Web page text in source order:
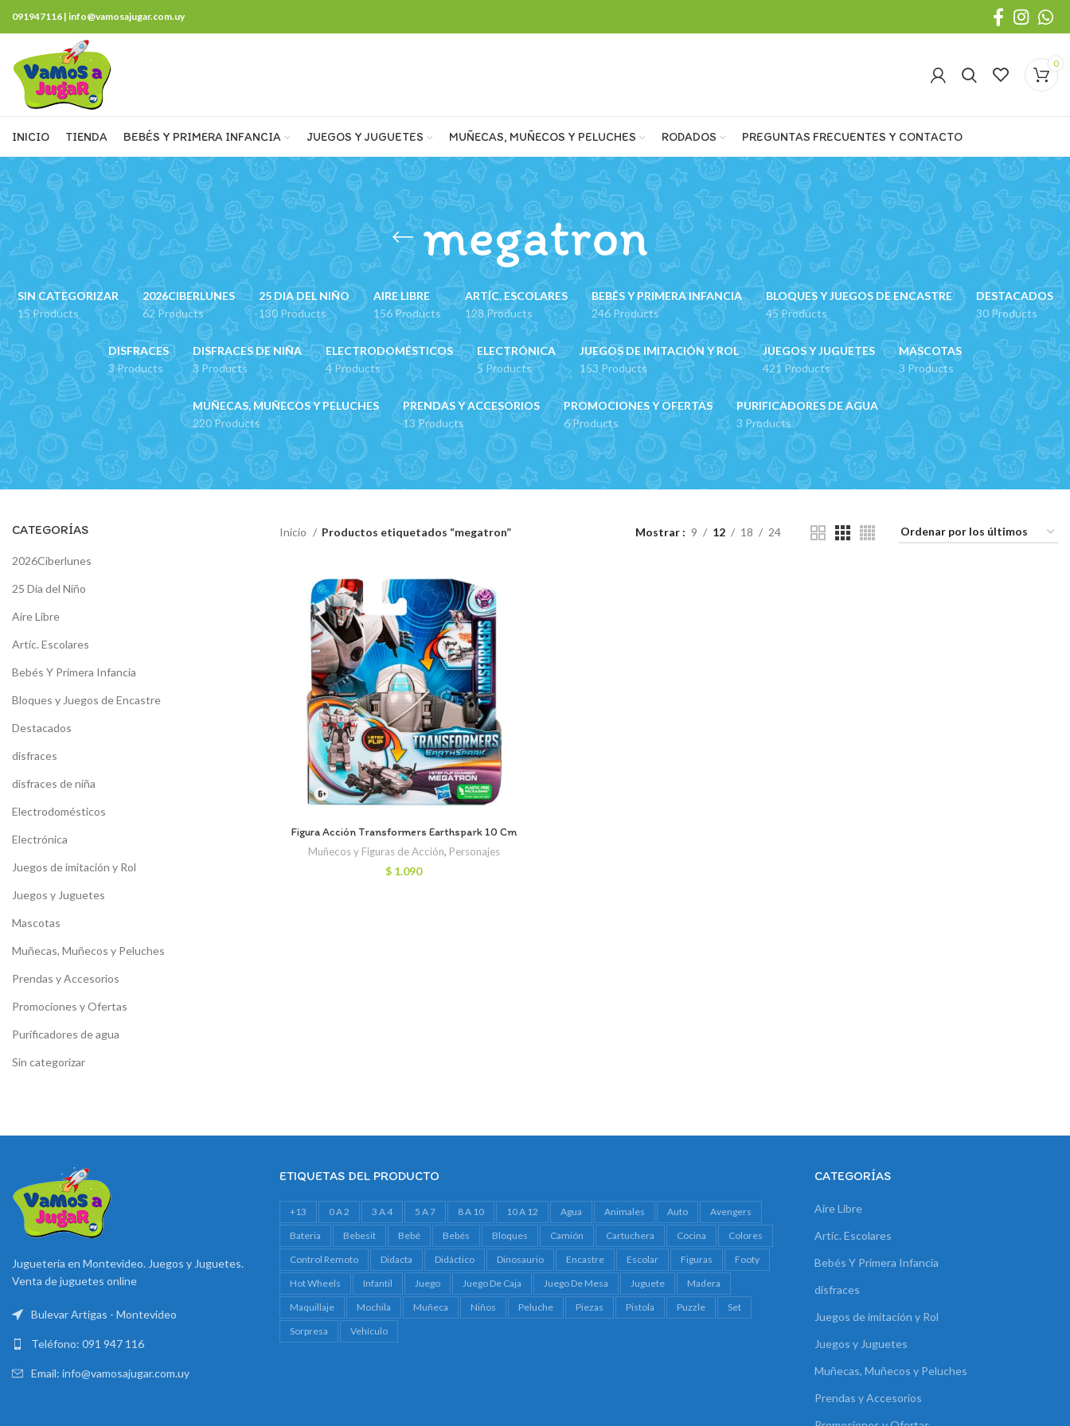
091947116 | info@vamosajugar.com.uy
0
INICIO TIENDA BEBÉS Y PRIMERA INFANCIA JUEGOS Y JUGUETES MUÑECAS, MUÑECOS Y PELUCHES RODADOS PREGUNTAS FRECUENTES Y CONTACTO
megatron
SIN CATEGORIZAR
15 Products
2026CIBERLUNES
62 Products
25 DIA DEL NIÑO
130 Products
AIRE LIBRE
156 Products
ARTÍC. ESCOLARES
128 Products
BEBÉS Y PRIMERA INFANCIA
246 Products
BLOQUES Y JUEGOS DE ENCASTRE
45 Products
DESTACADOS
30 Products
DISFRACES
3 Products
DISFRACES DE NIÑA
3 Products
ELECTRODOMÉSTICOS
4 Products
ELECTRÓNICA
5 Products
JUEGOS DE IMITACIÓN Y ROL
153 Products
JUEGOS Y JUGUETES
421 Products
MASCOTAS
3 Products
MUÑECAS, MUÑECOS Y PELUCHES
220 Products
PRENDAS Y ACCESORIOS
13 Products
PROMOCIONES Y OFERTAS
6 Products
PURIFICADORES DE AGUA
3 Products
CATEGORÍAS
2026Ciberlunes
25 Dia del Niño
Aire Libre
Artíc. Escolares
Bebés Y Primera Infancia
Bloques y Juegos de Encastre
Destacados
disfraces
disfraces de niña
Electrodomésticos
Electrónica
Juegos de imitación y Rol
Juegos y Juguetes
Mascotas
Muñecas, Muñecos y Peluches
Prendas y Accesorios
Promociones y Ofertas
Purificadores de agua
Sin categorizar
Inicio Productos etiquetados “megatron” Mostrar 9 12 18 24
Figura Acción Transformers Earthspark 10 Cm
Muñecos y Figuras de Acción, Personajes
$ 1.090
Juguetería en Montevideo. Juegos y Juguetes.
Venta de juguetes online
Bulevar Artigas - Montevideo
Teléfono: 091 947 116
Email: info@vamosajugar.com.uy
ETIQUETAS DEL PRODUCTO
+13 0 A 2 3 A 4 5 A 7 8 A 10 10 A 12 Agua Animales Auto
Avengers
Bateria
Bebesit Bebé Bebés Bloques Camión Cartuchera Cocina
Colores
Control Remoto
Didacta Didáctico Dinosaurio Encastre Escolar Figuras
Footy
Hot Wheels
Infantil Juego Juego De Caja Juego De Mesa Juguete
Madera
Maquillaje
Mochila Muñeca Niños Peluche Piezas Pistola Puzzle
Set
Sorpresa
Vehículo
CATEGORÍAS
Aire Libre
Artíc. Escolares
Bebés Y Primera Infancia
disfraces
Juegos de imitación y Rol
Juegos y Juguetes
Muñecas, Muñecos y Peluches
Prendas y Accesorios